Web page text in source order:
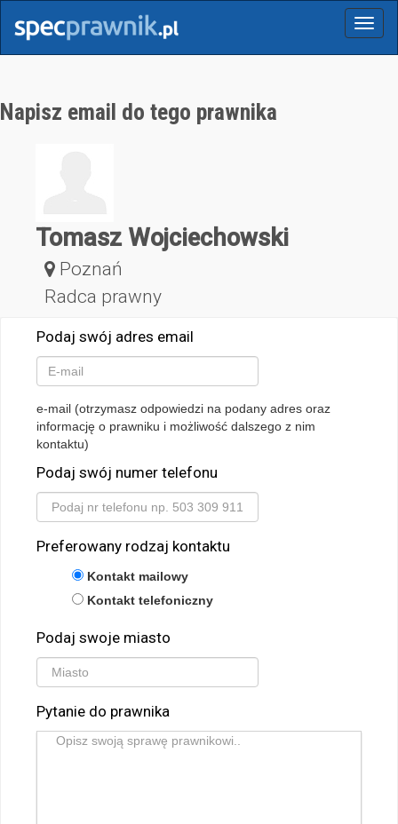
Menu
Napisz email do tego prawnika
Tomasz Wojciechowski
Poznań
Radca prawny
Podaj swój adres email
e-mail (otrzymasz odpowiedzi na podany adres oraz
informację o prawniku i możliwość dalszego z nim
kontaktu)
Podaj swój numer telefonu
Preferowany rodzaj kontaktu
Kontakt mailowy
Kontakt telefoniczny
Podaj swoje miasto
Pytanie do prawnika